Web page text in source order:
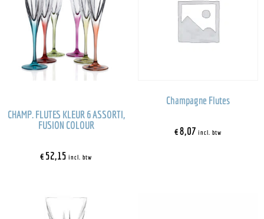
CHAMP. FLUTES KLEUR 6 ASSORTI,
FUSION COLOUR
€52,15 incl. btw
Champagne Flutes
€8,07 incl. btw